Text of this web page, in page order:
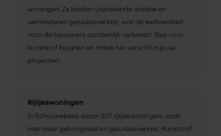
woningen. Ze bieden uitstekende isolatie en
verminderen geluidsoverlast, wat de leefkwaliteit
voor de bewoners aanzienlijk verbetert. Kies voor
kunststof kozijnen en maak het verschil in jouw
projecten.
Rijtjeswoningen
In Schoonebeek staan 509 rijtjeswoningen, vaak
met meer gehorigheid en geluidsoverlast. Kunststof